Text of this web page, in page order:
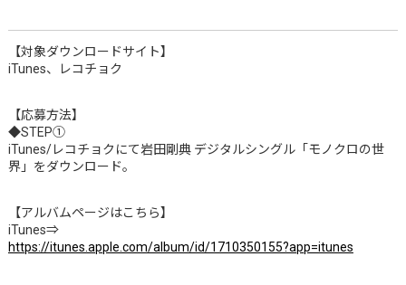
【対象ダウンロードサイト】
iTunes、レコチョク
【応募方法】
◆STEP①
iTunes/レコチョクにて岩田剛典 デジタルシングル「モノクロの世
界」をダウンロード。
【アルバムページはこちら】
iTunes⇒
https://itunes.apple.com/album/id/1710350155?app=itunes